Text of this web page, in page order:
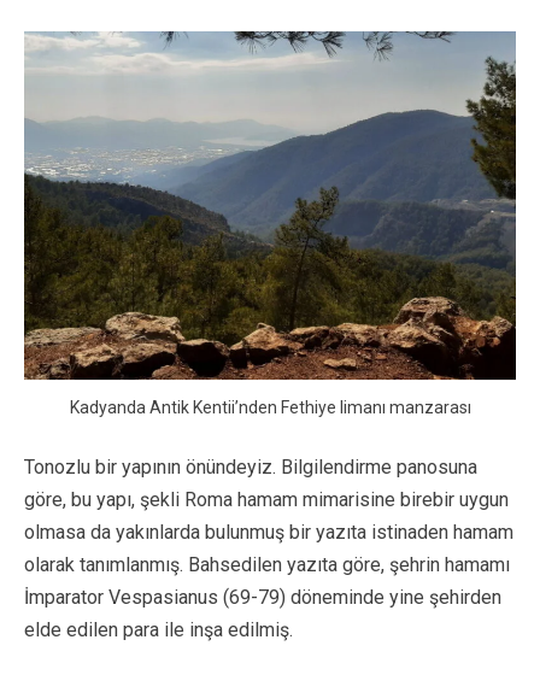
Kadyanda Antik Kentii’nden Fethiye limanı manzarası
Tonozlu bir yapının önündeyiz. Bilgilendirme panosuna
göre, bu yapı, şekli Roma hamam mimarisine birebir uygun
olmasa da yakınlarda bulunmuş bir yazıta istinaden hamam
olarak tanımlanmış. Bahsedilen yazıta göre, şehrin hamamı
İmparator Vespasianus (69-79) döneminde yine şehirden
elde edilen para ile inşa edilmiş.